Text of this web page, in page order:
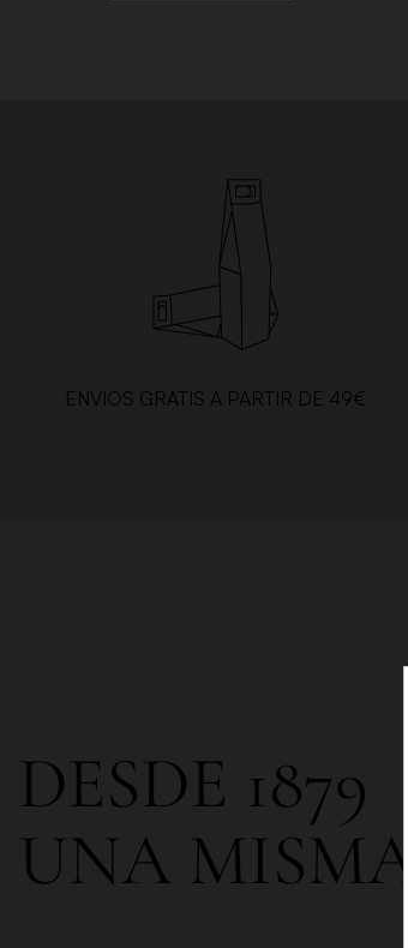
ENVIOS GRATIS A PARTIR DE 49€
DESDE 1879
UNA